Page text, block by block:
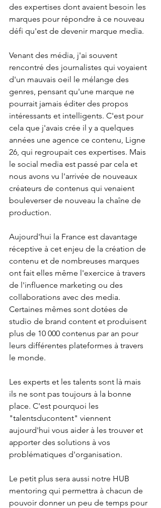
des expertises dont avaient besoin les
marques pour répondre à ce nouveau
défi qu'est de devenir marque media.
Venant des média, j'ai souvent
rencontré des journalistes qui voyaient
d'un mauvais oeil le mélange des
genres, pensant qu'une marque ne
pourrait jamais éditer des propos
intéressants et intelligents. C'est pour
cela que j'avais crée il y a quelques
années une agence ce contenu, Ligne
26, qui regroupait ces expertises. Mais
le social media est passé par cela et
nous avons vu l'arrivée de nouveaux
créateurs de contenus qui venaient
bouleverser de nouveau la chaîne de
production.
Aujourd'hui la France est davantage
réceptive à cet enjeu de la création de
contenu et de nombreuses marques
ont fait elles même l'exercice à travers
de l'influence marketing ou des
collaborations avec des media.
Certaines mêmes sont dotées de
studio de brand content et produisent
plus de 10 000 contenus par an pour
leurs différentes plateformes à travers
le monde.
Les experts et les talents sont là mais
ils ne sont pas toujours à la bonne
place. C'est pourquoi les
"talentsducontent" viennent
aujourd'hui vous aider à les trouver et
apporter des solutions à vos
problématiques d'organisation.
Le petit plus sera aussi notre HUB
mentoring qui permettra à chacun de
pouvoir donner un peu de temps pour